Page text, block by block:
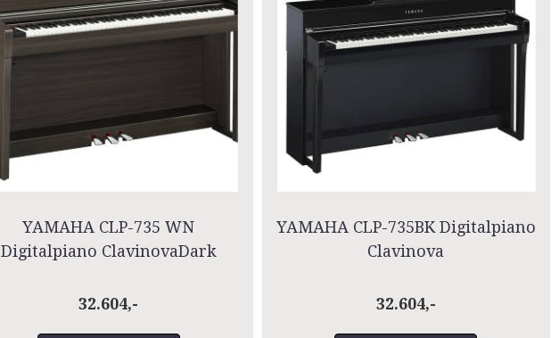
YAMAHA CLP-735 WN
Digitalpiano ClavinovaDark
32.604,-
YAMAHA CLP-735BK Digitalpiano
Clavinova
32.604,-